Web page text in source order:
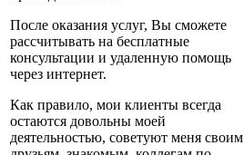
После оказания услуг, Вы сможете
рассчитывать на бесплатные
консультации и удаленную помощь
через интернет.
Как правило, мои клиенты всегда
остаются довольны моей
деятельностью, советуют меня своим